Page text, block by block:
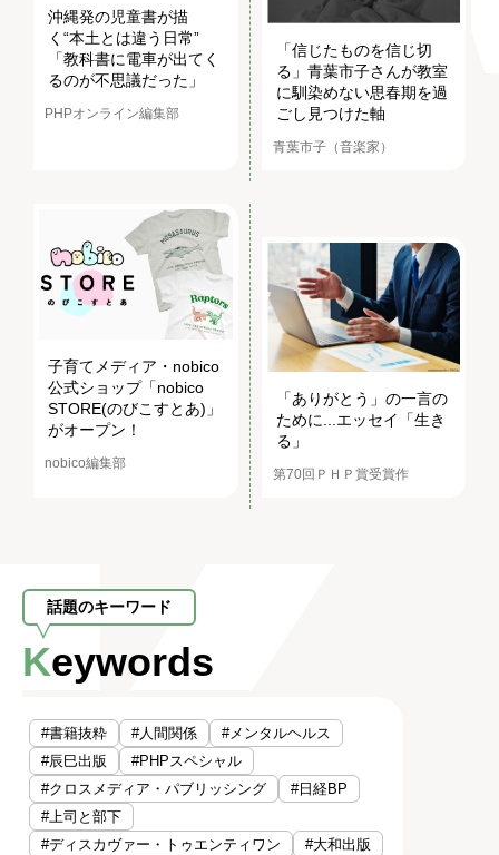
沖縄発の児童書が描
く“本土とは違う日常”
「教科書に電車が出てく
るのが不思議だった」
PHPオンライン編集部
「信じたものを信じ切
る」青葉市子さんが教室
に馴染めない思春期を過
ごし見つけた軸
青葉市子（音楽家）
子育てメディア・nobico
公式ショップ「nobico
STORE(のびこすとあ)」
がオープン！
nobico編集部
「ありがとう」の一言の
ために...エッセイ「生き
る」
第70回ＰＨＰ賞受賞作
話題のキーワード
Keywords
#書籍抜粋 #人間関係
#メンタルヘルス
#辰巳出版
#PHPスペシャル
#クロスメディア・パブリッシング
#日経BP
#上司と部下
#ディスカヴァー・トゥエンティワン
#大和出版